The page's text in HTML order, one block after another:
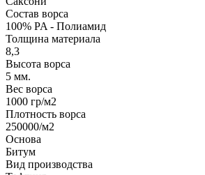
Состав ворса
100% PA - Полиамид
Толщина материала
8,3
Высота ворса
5 мм.
Вес ворса
1000 гр/м2
Плотность ворса
250000/м2
Основа
Битум
Вид производства